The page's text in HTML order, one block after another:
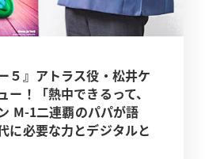
５』アトラス役・松井ケ
ー！「熱中できるって、
M-1二連覇のパパが語
に必要な力とデジタルと